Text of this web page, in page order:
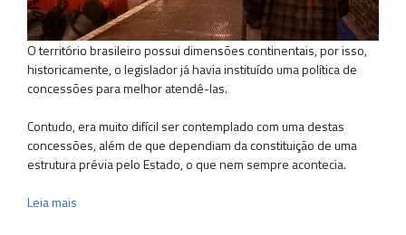
O território brasileiro possui dimensões continentais, por isso,
historicamente, o legislador já havia instituído uma política de
concessões para melhor atendê-las.
Contudo, era muito difícil ser contemplado com uma destas
concessões, além de que dependiam da constituição de uma
estrutura prévia pelo Estado, o que nem sempre acontecia.
Leia mais